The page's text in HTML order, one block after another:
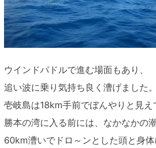
ウインドパドルで進む場面もあり、
追い波に乗り気持ち良く漕げました。
壱岐島は18km手前でぼんやりと見え
勝本の湾に入る前には、なかなかの
60km漕いでドロ～ンとした頭と身